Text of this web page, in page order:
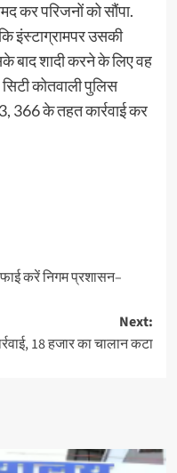
कर परिजनों को सौंपा.
इंस्टाग्रामपर उसकी
बाद शादी करने के लिए वह
कोतवाली पुलिस
366 के तहत कार्रवाई कर
करें निगम प्रशासन–
Next:
18 हजार का चालान कटा